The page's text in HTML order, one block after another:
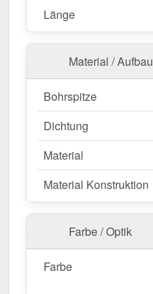
Länge
Material / Aufbau
Bohrspitze
Dichtung
Material
Material Konstruktion
Farbe / Optik
Farbe